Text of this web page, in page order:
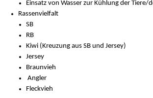
Einsatz von Wasser zur Kühlung der Tiere/
Rassenvielfalt
SB
RB
Kiwi (Kreuzung aus SB und Jersey)
Jersey
Braunvieh
Angler
Fleckvieh